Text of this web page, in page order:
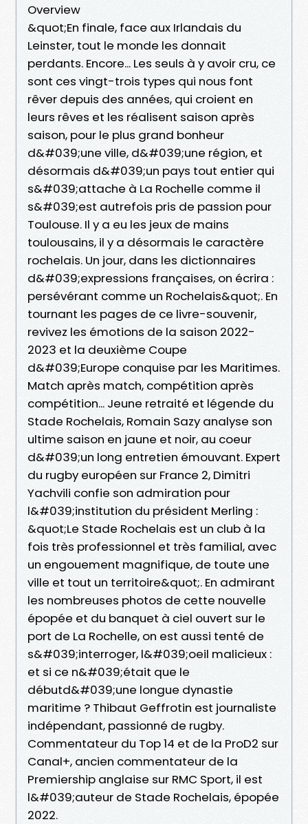
Overview
&quot;En finale, face aux Irlandais du
Leinster, tout le monde les donnait
perdants. Encore... Les seuls à y avoir cru, ce
sont ces vingt-trois types qui nous font
rêver depuis des années, qui croient en
leurs rêves et les réalisent saison après
saison, pour le plus grand bonheur
d&#039;une ville, d&#039;une région, et
désormais d&#039;un pays tout entier qui
s&#039;attache à La Rochelle comme il
s&#039;est autrefois pris de passion pour
Toulouse. Il y a eu les jeux de mains
toulousains, il y a désormais le caractère
rochelais. Un jour, dans les dictionnaires
d&#039;expressions françaises, on écrira :
persévérant comme un Rochelais&quot;. En
tournant les pages de ce livre-souvenir,
revivez les émotions de la saison 2022-
2023 et la deuxième Coupe
d&#039;Europe conquise par les Maritimes.
Match après match, compétition après
compétition... Jeune retraité et légende du
Stade Rochelais, Romain Sazy analyse son
ultime saison en jaune et noir, au coeur
d&#039;un long entretien émouvant. Expert
du rugby européen sur France 2, Dimitri
Yachvili confie son admiration pour
l&#039;institution du président Merling :
&quot;Le Stade Rochelais est un club à la
fois très professionnel et très familial, avec
un engouement magnifique, de toute une
ville et tout un territoire&quot;. En admirant
les nombreuses photos de cette nouvelle
épopée et du banquet à ciel ouvert sur le
port de La Rochelle, on est aussi tenté de
s&#039;interroger, l&#039;oeil malicieux :
et si ce n&#039;était que le
débutd&#039;une longue dynastie
maritime ? Thibaut Geffrotin est journaliste
indépendant, passionné de rugby.
Commentateur du Top 14 et de la ProD2 sur
Canal+, ancien commentateur de la
Premiership anglaise sur RMC Sport, il est
l&#039;auteur de Stade Rochelais, épopée
2022.